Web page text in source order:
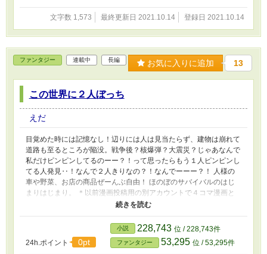
文字数 1,573 最終更新日 2021.10.14 登録日 2021.10.14
ファンタジー 連載中 長編 お気に入りに追加 13
この世界に２人ぼっち
えだ
目覚めた時には記憶なし！辺りには人は見当たらず、建物は崩れて
道路も至るところが陥没。戦争後？核爆弾？大震災？じゃあなんで
私だけピンピンしてるのーー？！って思ったらもう１人ピンピンし
てる人発見‥！なんで２人きりなの？！なんでーーー？！ 人様の
車や野菜、お店の商品ぜーんぶ自由！ ほのぼのサバイバルのはじ
まりはじまり。 ＊以前漫画投稿用の別アカウントで４コマ漫画と
して掲載していた物語を小説化して投稿させていただきます。（漫
24h.ポイント 0pt
小説 228,743 位 / 228,743件
ファンタジー 53,295 位 / 53,295件